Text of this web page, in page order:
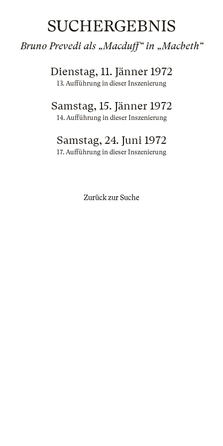
SUCHERGEBNIS
Bruno Prevedi als „Macduff“ in „Macbeth“
Dienstag, 11. Jänner 1972
13. Aufführung in dieser Inszenierung
Samstag, 15. Jänner 1972
14. Aufführung in dieser Inszenierung
Samstag, 24. Juni 1972
17. Aufführung in dieser Inszenierung
Zurück zur Suche